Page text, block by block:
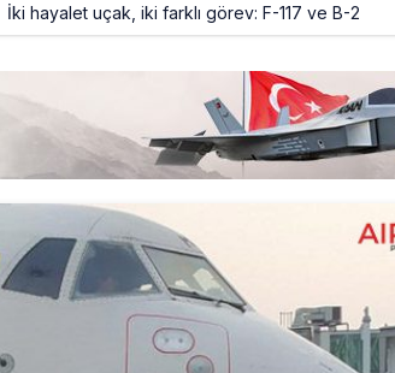
İki hayalet uçak, iki farklı görev: F-117 ve B-2
Fly Baghdad ABD yaptırım listesinden çıkarıldı
Elektrikli uçaklar Avrupa’da kısa rotalara
Trump’ı taşıyan Marine One, yolcu uçağına fazla
Emirates A380 yolcu rahatsızlanınca İstanbul’a
Emirates’in reddettiği 10 Boeing 777X için United
DHL uçağı havada cisimle çarpıştı, havalimanında